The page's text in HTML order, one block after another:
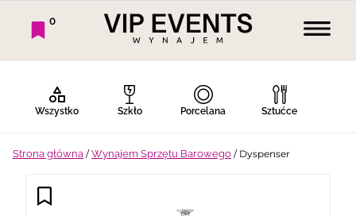
0
Wszystko Szkło Porcelana Sztućce
Strona główna /Wynajem Sprzętu Barowego / Dyspenser